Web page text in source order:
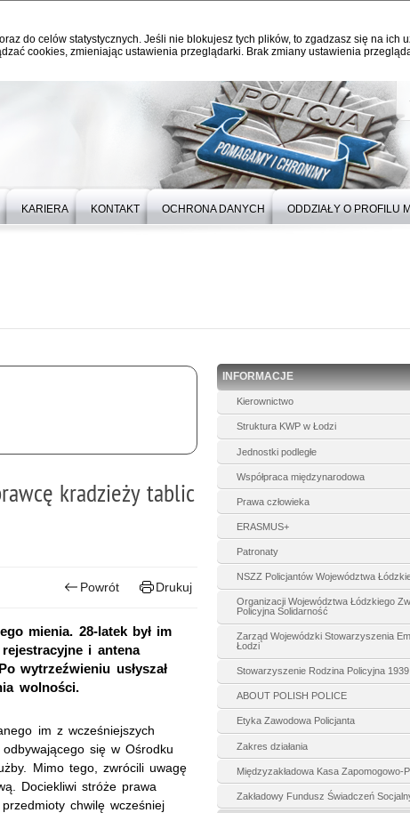
do celów statystycznych. Jeśli nie blokujesz tych plików, to zgadzasz się na ich
cookies, zmieniając ustawienia przeglądarki. Brak zmiany ustawienia
KARIERA KONTAKT OCHRONA DANYCH ODDZIAŁY O PROFILU
kradzieży tablic
Powrót Drukuj
mienia. 28-latek był im
i antena
wytrzeźwieniu usłyszał
wolności.
im z wcześniejszych
się w Ośrodku
Mimo tego, zwrócili uwagę
Dociekliwi stróże prawa
chwilę wcześniej
INFORMACJE
Kierownictwo
Struktura KWP w Łodzi
Jednostki podległe
Współpraca międzynarodowa
Prawa człowieka
ERASMUS+
Patronaty
NSZZ Policjantów Województwa
Organizacji Województwa Łódzkiego
Policyjna Solidarność
Zarząd Wojewódzki Stowarzyszenia
Łodzi
Stowarzyszenie Rodzina Policyjna
ABOUT POLISH POLICE
Etyka Zawodowa Policjanta
Zakres działania
Międzyzakładowa Kasa Zapomogowo-
Zakładowy Fundusz Świadczeń